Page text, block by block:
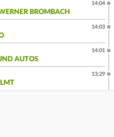
BROMBACH
14:04
14:03
AUTOS
14:01
13:29